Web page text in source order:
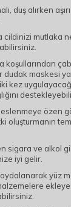
duş alırken
cildinizi mutlaka
koşullarından
dudak maskesi
kez
özen
oluşturmanın
sigara ve alkol
iyi gelir.
yüz